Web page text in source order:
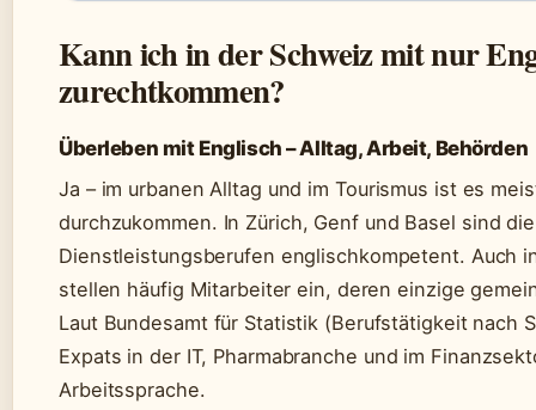
Kann ich in der Schweiz mit nur
zurechtkommen?
Überleben mit Englisch – Alltag, Arbeit, Behörden
Ja – im urbanen Alltag und im Tourismus ist es
durchzukommen. In Zürich, Genf und Basel sind
Dienstleistungsberufen englischkompetent. Auch
stellen häufig Mitarbeiter ein, deren einzige
Laut Bundesamt für Statistik (Berufstätigkeit nach
Expats in der IT, Pharmabranche und im
Arbeitssprache.